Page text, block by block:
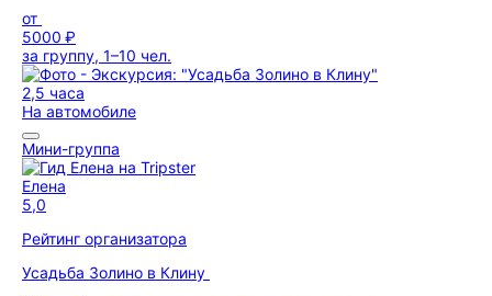
от
5000 ₽
за группу, 1–10 чел.
2,5 часа
На автомобиле
Мини-группа
Елена
5,0
Рейтинг организатора
Усадьба Золино в Клину